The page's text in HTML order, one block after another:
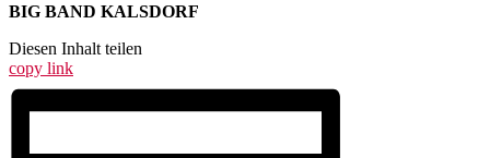
BIG BAND KALSDORF
Diesen Inhalt teilen
copy link